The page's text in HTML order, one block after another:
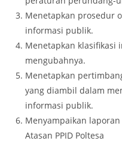
Menetapkan prosedur
informasi publik.
Menetapkan klasifikasi
mengubahnya.
Menetapkan
yang diambil dalam
informasi publik.
Menyampaikan
Atasan PPID Poltesa